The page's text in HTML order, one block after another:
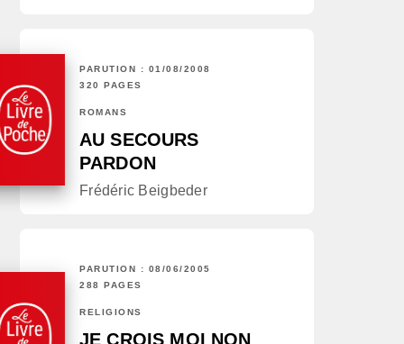
PARUTION : 01/08/2008
320 PAGES
ROMANS
AU SECOURS
PARDON
Frédéric Beigbeder
PARUTION : 08/06/2005
288 PAGES
RELIGIONS
JE CROIS MOI NON